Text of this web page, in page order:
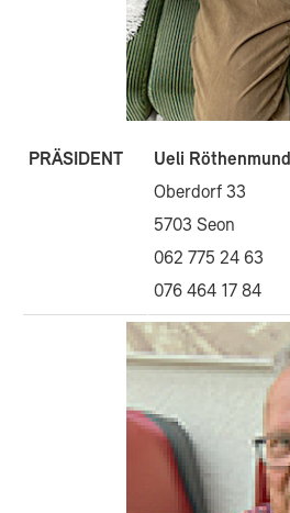
PRÄSIDENT
Ueli Röthenmund
Oberdorf 33
5703 Seon
062 775 24 63
076 464 17 84